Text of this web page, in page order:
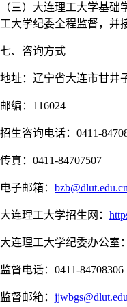
（三）大连理工大学基
工大学纪委全程监督，并
七、咨询方式
地址：辽宁省大连市甘井
邮编：116024
招生咨询电话：0411-
传真：0411-84707507
电子邮箱： bzb@dlut.edu.cn
大连理工大学招生网：
大连理工大学纪委办公室：
监督电话：0411-84708306
监督邮箱：